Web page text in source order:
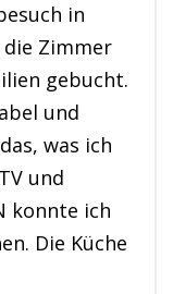
in
die Zimmer
gebucht.
und
was ich
und
konnte ich
Die Küche